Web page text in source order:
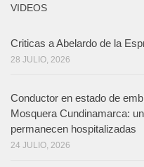
VIDEOS
Criticas a Abelardo de la
28 JULIO, 2026
Conductor en estado de
Mosquera Cundinamarca:
permanecen hospitalizadas
24 JULIO, 2026